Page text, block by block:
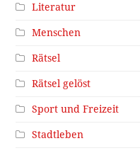
Literatur
Menschen
Rätsel
Rätsel gelöst
Sport und Freizeit
Stadtleben